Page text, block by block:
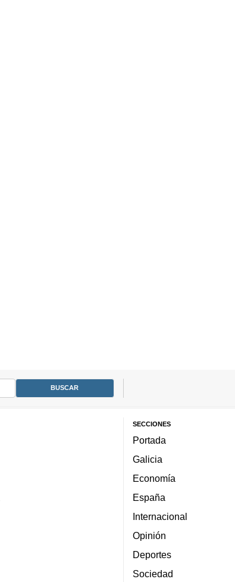
SECCIONES
Portada
Galicia
Economía
España
Internacional
Opinión
Deportes
Sociedad